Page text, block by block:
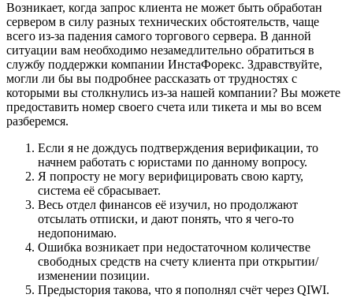
Возникает, когда запрос клиента не может быть обработан
сервером в силу разных технических обстоятельств, чаще
всего из-за падения самого торгового сервера. В данной
ситуации вам необходимо незамедлительно обратиться в
службу поддержки компании ИнстаФорекс. Здравствуйте,
могли ли бы вы подробнее рассказать от трудностях с
которыми вы столкнулись из-за нашей компании? Вы можете
предоставить номер своего счета или тикета и мы во всем
разберемся.
Если я не дождусь подтверждения верификации, то
начнем работать с юристами по данному вопросу.
Я попросту не могу верифицировать свою карту,
система её сбрасывает.
Весь отдел финансов её изучил, но продолжают
отсылать отписки, и дают понять, что я чего-то
недопонимаю.
Ошибка возникает при недостаточном количестве
свободных средств на счету клиента при открытии/
изменении позиции.
Предыстория такова, что я пополнял счёт через QIWI.